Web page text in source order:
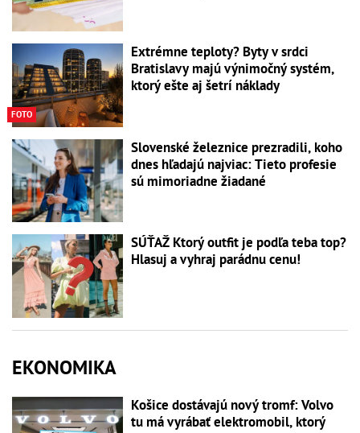
FOTO
Extrémne teploty? Byty v srdci
Bratislavy majú výnimočný systém,
ktorý ešte aj šetrí náklady
Slovenské železnice prezradili, koho
dnes hľadajú najviac: Tieto profesie
sú mimoriadne žiadané
SÚŤAŽ Ktorý outfit je podľa teba top?
Hlasuj a vyhraj parádnu cenu!
EKONOMIKA
Košice dostávajú nový tromf: Volvo
tu má vyrábať elektromobil, ktorý